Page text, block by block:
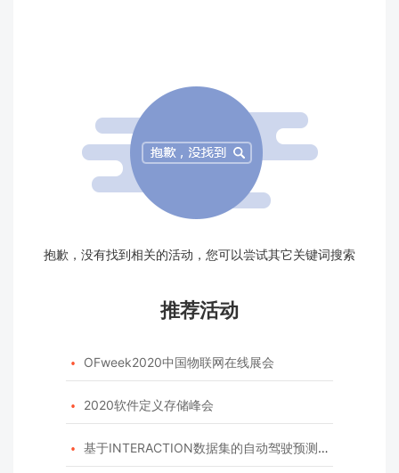
抱歉，没有找到相关的活动，您可以尝试其它关键词搜索
推荐活动
 OFweek2020中国物联网在线展会
 2020软件定义存储峰会
 基于INTERACTION数据集的自动驾驶预测模型挑战赛